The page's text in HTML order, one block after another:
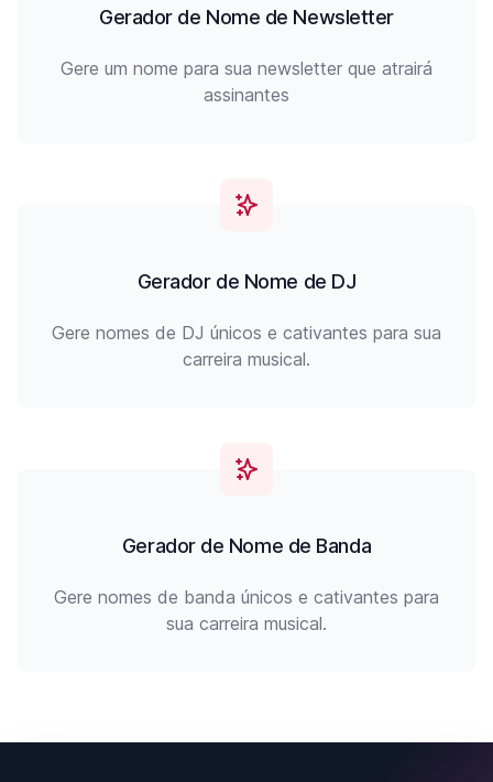
Gerador de Nome de Newsletter
Gere um nome para sua newsletter que atrairá
assinantes
Gerador de Nome de DJ
Gere nomes de DJ únicos e cativantes para sua
carreira musical.
Gerador de Nome de Banda
Gere nomes de banda únicos e cativantes para
sua carreira musical.